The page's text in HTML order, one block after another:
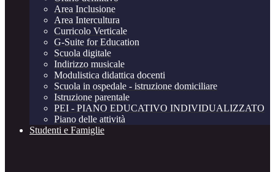
Area Inclusione
Area Intercultura
Curricolo Verticale
G-Suite for Education
Scuola digitale
Indirizzo musicale
Modulistica didattica docenti
Scuola in ospedale - istruzione domiciliare
Istruzione parentale
PEI - PIANO EDUCATIVO INDIVIDUALIZZATO
Piano delle attività
Studenti e Famiglie